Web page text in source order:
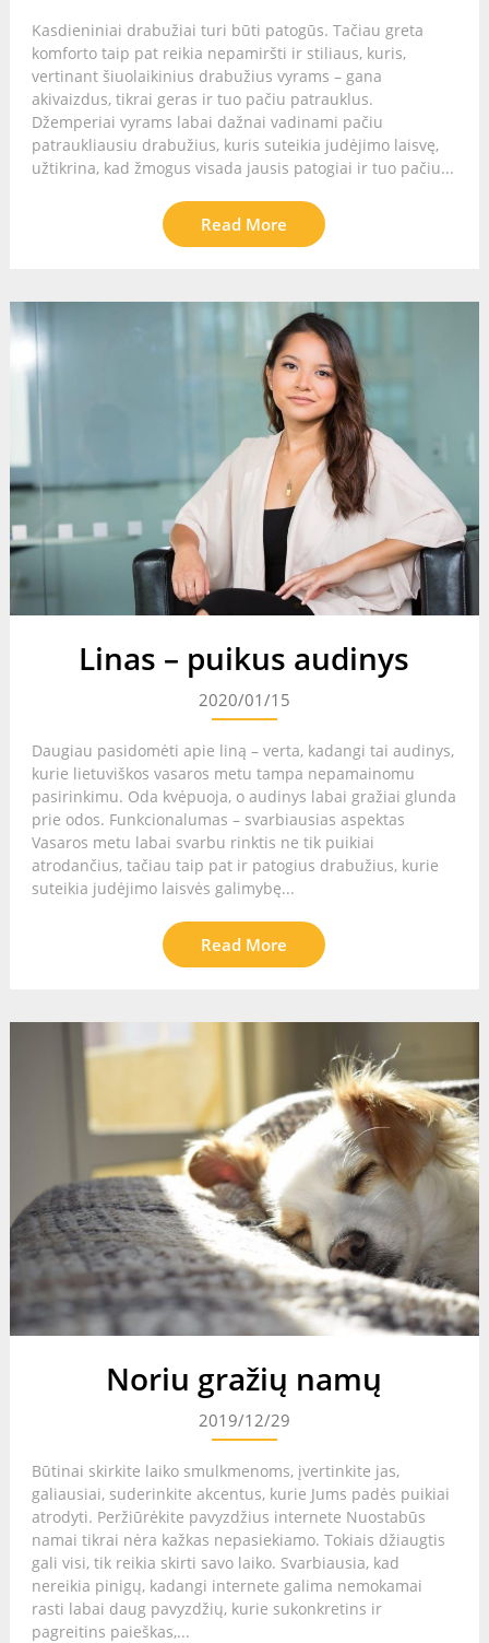
Kasdieniniai drabužiai turi būti patogūs. Tačiau greta
komforto taip pat reikia nepamiršti ir stiliaus, kuris,
vertinant šiuolaikinius drabužius vyrams – gana
akivaizdus, tikrai geras ir tuo pačiu patrauklus.
Džemperiai vyrams labai dažnai vadinami pačiu
patraukliausiu drabužius, kuris suteikia judėjimo laisvę,
užtikrina, kad žmogus visada jausis patogiai ir tuo pačiu...
Read More
Linas – puikus audinys
2020/01/15
Daugiau pasidomėti apie liną – verta, kadangi tai audinys,
kurie lietuviškos vasaros metu tampa nepamainomu
pasirinkimu. Oda kvėpuoja, o audinys labai gražiai glunda
prie odos. Funkcionalumas – svarbiausias aspektas
Vasaros metu labai svarbu rinktis ne tik puikiai
atrodančius, tačiau taip pat ir patogius drabužius, kurie
suteikia judėjimo laisvės galimybę...
Read More
Noriu gražių namų
2019/12/29
Būtinai skirkite laiko smulkmenoms, įvertinkite jas,
galiausiai, suderinkite akcentus, kurie Jums padės puikiai
atrodyti. Peržiūrėkite pavyzdžius internete Nuostabūs
namai tikrai nėra kažkas nepasiekiamo. Tokiais džiaugtis
gali visi, tik reikia skirti savo laiko. Svarbiausia, kad
nereikia pinigų, kadangi internete galima nemokamai
rasti labai daug pavyzdžių, kurie sukonkretins ir
pagreitins paieškas,...